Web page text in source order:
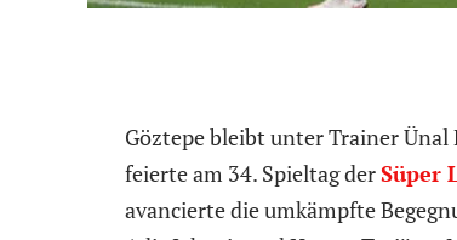
Göztepe bleibt unter Trainer
feierte am 34. Spieltag derSüper
avancierte die umkämpfte